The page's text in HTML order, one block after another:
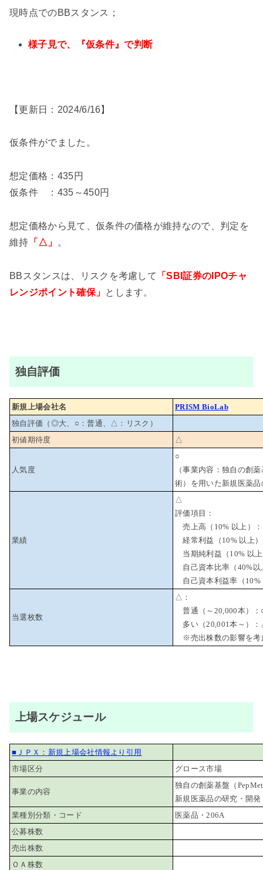
現時点でのBBスタンス；
様子見で、『仮条件』で判断
【更新日：2024/6/16】
仮条件がでました。
想定価格：435円
仮条件 ：435～450円
想定価格から見て、仮条件の価格が維持なので、判定を
維持 「△」 。
BBスタンスは、リスクを考慮して
「SBI証券のIPOチャ
レンジポイント確保」 とします。
独自評価
新規上場会社名
PRISM BioLab
独自評価（◎大、○：普通、△：リスク）
初値期待度
△
人気度
○
（事業内容：独自の創
術）を用いた新規医薬
業績
△
評価項目：
売上高（10% 以上）
経常利益（10% 以上
当期純利益（10% 以
自己資本比率（40%以
自己資本利益率（10%
当選枚数
△：
普通（～20,000本）
多い（20,001本～）
※売出株数の影響を考
上場スケジュール
■ＪＰＸ：新規上場会社情報より引用
市場区分
グロース市場
事業の内容
独自の創薬基盤（
新規医薬品の研究・開発
業種別分類・コード
医薬品・206A
公募株数
売出株数
ＯＡ株数